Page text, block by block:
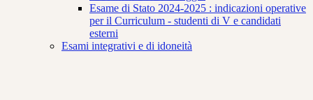
Esame di Stato 2024-2025 : indicazioni operative
per il Curriculum - studenti di V e candidati
esterni
Esami integrativi e di idoneità